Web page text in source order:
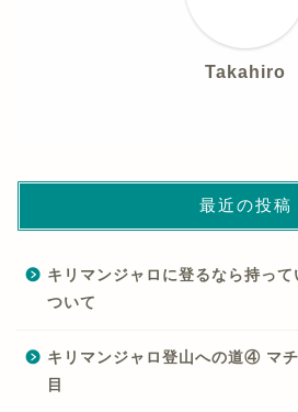
Takahiro
最近の投稿
キリマンジャロに登るなら持っ
ついて
キリマンジャロ登山への道④ マ
目